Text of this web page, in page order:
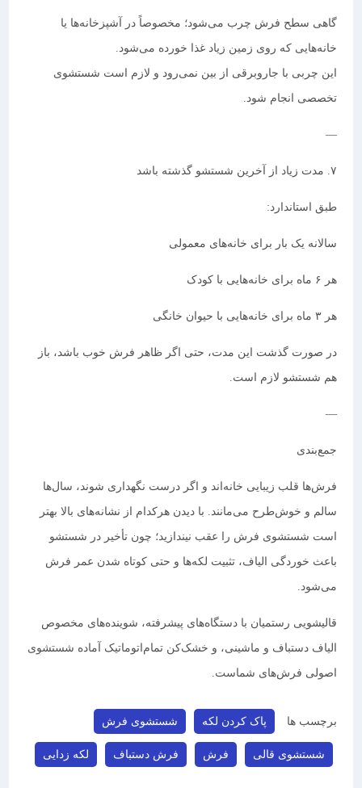
گاهی سطح فرش چرب می‌شود؛ مخصوصاً در آشپزخانه‌ها یا
خانه‌هایی که روی زمین زیاد غذا خورده می‌شود.
این چربی با جاروبرقی از بین نمی‌رود و لازم است شستشوی
تخصصی انجام شود.
—
۷. مدت زیاد از آخرین شستشو گذشته باشد
طبق استاندارد:
سالانه یک بار برای خانه‌های معمولی
هر ۶ ماه برای خانه‌هایی با کودک
هر ۳ ماه برای خانه‌هایی با حیوان خانگی
در صورت گذشت این مدت، حتی اگر ظاهر فرش خوب باشد، باز
هم شستشو لازم است.
—
جمع‌بندی
فرش‌ها قلب زیبایی خانه‌اند و اگر درست نگهداری شوند، سال‌ها
سالم و خوش‌طرح می‌مانند. با دیدن هرکدام از نشانه‌های بالا بهتر
است شستشوی فرش را عقب نیندازید؛ چون تأخیر در شستشو
باعث خوردگی الیاف، تثبیت لکه‌ها و حتی کوتاه شدن عمر فرش
می‌شود.
قالیشویی رستمیان با دستگاه‌های پیشرفته، شوینده‌های مخصوص
الیاف دستباف و ماشینی، و خشک‌کن تمام‌اتوماتیک آماده شستشوی
اصولی فرش‌های شماست.
برچسب ها پاک کردن لکه شستشوی فرش
شستشوی قالی فرش فرش دستباف لکه زدایی